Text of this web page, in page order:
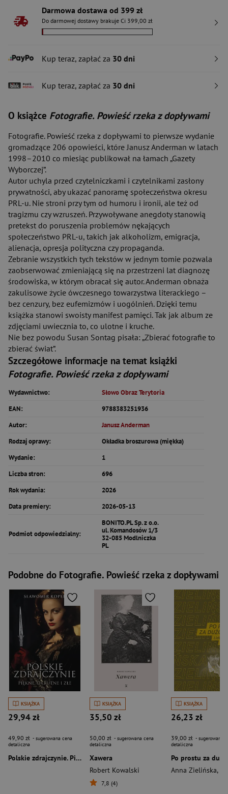
Darmowa dostawa od 399 zł
Do darmowej dostawy brakuje Ci 399,00 zł
Kup teraz, zapłać za 30 dni
Kup teraz, zapłać za 30 dni
O książce Fotografie. Powieść rzeka z dopływami
Fotografie. Powieść rzeka z dopływami to pierwsze wydanie
gromadzące 206 opowieści, które Janusz Anderman w latach
1998–2010 co miesiąc publikował na łamach „Gazety
Wyborczej”.
Autor uchyla przed czytelniczkami i czytelnikami zasłony
prywatności, aby ukazać panoramę społeczeństwa okresu
PRL-u. Nie stroni przy tym od humoru i ironii, ale też od
tragizmu czy wzruszeń. Przywoływane anegdoty stanowią
pretekst do poruszenia problemów nękających
społeczeństwo PRL-u, takich jak alkoholizm, emigracja,
alienacja, opresja polityczna czy propaganda.
Zebranie wszystkich tych tekstów w jednym tomie pozwala
zaobserwować zmieniającą się na przestrzeni lat diagnozę
środowiska, w którym obracał się autor. Anderman obnaża
zakulisowe życie ówczesnego towarzystwa literackiego –
bez cenzury, bez eufemizmów i uogólnień. Dzięki temu
książka stanowi swoisty manifest pamięci. Tak jak album ze
zdjęciami uwiecznia to, co ulotne i kruche.
Nie bez powodu Susan Sontag pisała: „Zbierać fotografie to
zbierać świat”.
Szczegółowe informacje na temat książki
Fotografie. Powieść rzeka z dopływami
Wydawnictwo:
Słowo Obraz Terytoria
EAN:
9788383251936
Autor:
Janusz Anderman
Rodzaj oprawy:
Okładka broszurowa (miękka)
Wydanie:
1
Liczba stron:
696
Rok wydania:
2026
Data premiery:
2026-05-13
Podmiot odpowiedzialny:
BONITO.PL Sp. z o.o.
ul. Komandosów 1/3
32-085 Modlniczka
PL
Podobne do Fotografie. Powieść rzeka z dopływami
KSIĄŻKA
29,94 zł
49,90 zł - sugerowana cena
detaliczna
Polskie zdrajczynie. Piękne, okrutne i złe
KSIĄŻKA
35,50 zł
50,00 zł - sugerowana cena
detaliczna
Xawera
Robert Kowalski
7,8 (4)
KSIĄŻKA
26,23 zł
39,00 zł - sugerowana
detaliczna
Anna Zielińska,